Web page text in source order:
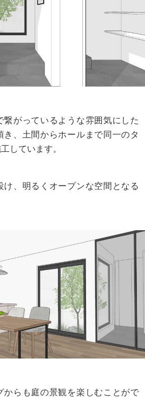
繋がっているような雰囲気にした
き、土間からホールまで同一のタ
しています。
け、明るくオープンな空間となる
からも庭の景観を楽しむことがで